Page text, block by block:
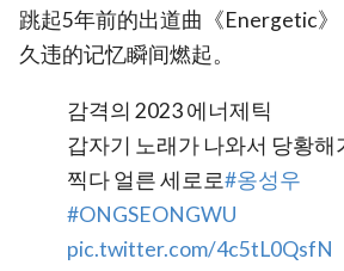
跳起5年前的出道曲《Energetic
久违的记忆瞬间燃起。
감격의 2023 에너제틱
갑자기 노래가 나와서 당황해
찍다 얼른 세로로#옹성우
#ONGSEONGWU
pic.twitter.com/4c5tL0QsfN